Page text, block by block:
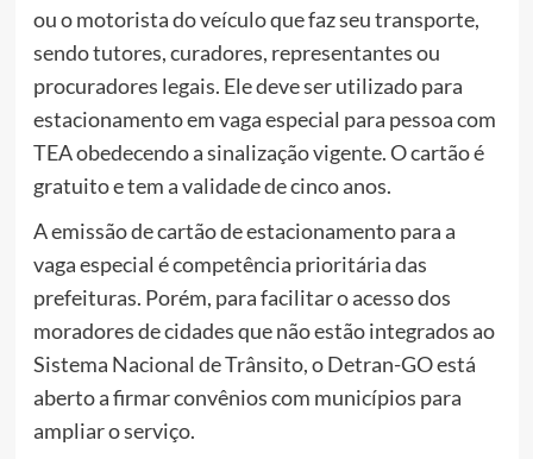
ou o motorista do veículo que faz seu transporte,
sendo tutores, curadores, representantes ou
procuradores legais. Ele deve ser utilizado para
estacionamento em vaga especial para pessoa com
TEA obedecendo a sinalização vigente. O cartão é
gratuito e tem a validade de cinco anos.
A emissão de cartão de estacionamento para a
vaga especial é competência prioritária das
prefeituras. Porém, para facilitar o acesso dos
moradores de cidades que não estão integrados ao
Sistema Nacional de Trânsito, o Detran-GO está
aberto a firmar convênios com municípios para
ampliar o serviço.